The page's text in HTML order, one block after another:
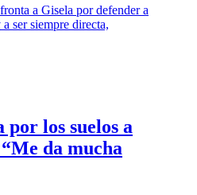
por los suelos a
da mucha